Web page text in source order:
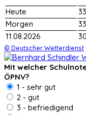
Heute
Morgen
11.08.2026
© Deutscher Wetterdienst
Mit welcher
ÖPNV?
1 - sehr gut
2 - gut
3 - befriedigend